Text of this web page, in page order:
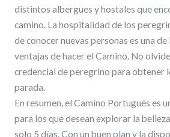
distintos albergues y hostales que
camino. La hospitalidad de los
de conocer nuevas personas es una
ventajas de hacer el Camino. No
credencial de peregrino para obtener
parada.
En resumen, el Camino Portugués es
para los que desean explorar la
solo 5 días. Con un buen plan y la